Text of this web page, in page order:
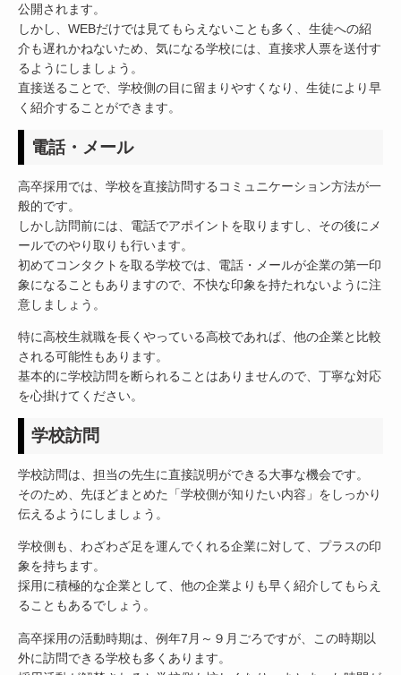
公開されます。
しかし、WEBだけでは見てもらえないことも多く、生徒への紹
介も遅れかねないため、気になる学校には、直接求人票を送付す
るようにしましょう。
直接送ることで、学校側の目に留まりやすくなり、生徒により早
く紹介することができます。
電話・メール
高卒採用では、学校を直接訪問するコミュニケーション方法が一
般的です。
しかし訪問前には、電話でアポイントを取りますし、その後にメ
ールでのやり取りも行います。
初めてコンタクトを取る学校では、電話・メールが企業の第一印
象になることもありますので、不快な印象を持たれないように注
意しましょう。
特に高校生就職を長くやっている高校であれば、他の企業と比較
される可能性もあります。
基本的に学校訪問を断られることはありませんので、丁寧な対応
を心掛けてください。
学校訪問
学校訪問は、担当の先生に直接説明ができる大事な機会です。
そのため、先ほどまとめた「学校側が知りたい内容」をしっかり
伝えるようにしましょう。
学校側も、わざわざ足を運んでくれる企業に対して、プラスの印
象を持ちます。
採用に積極的な企業として、他の企業よりも早く紹介してもらえ
ることもあるでしょう。
高卒採用の活動時期は、例年7月～９月ごろですが、この時期以
外に訪問できる学校も多くあります。